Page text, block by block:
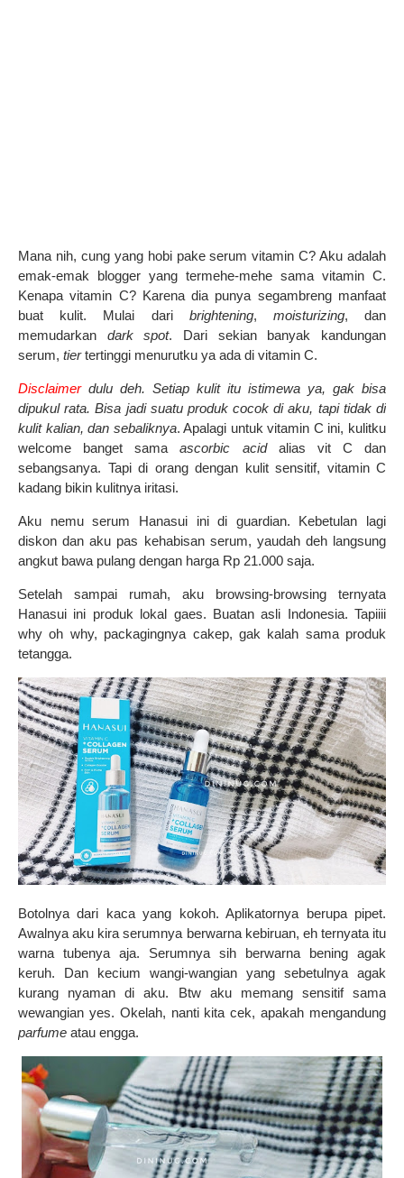
Mana nih, cung yang hobi pake serum vitamin C? Aku adalah
emak-emak blogger yang termehe-mehe sama vitamin C.
Kenapa vitamin C? Karena dia punya segambreng manfaat
buat kulit. Mulai dari brightening, moisturizing, dan
memudarkan dark spot. Dari sekian banyak kandungan
serum, tiertertinggi menurutku ya ada di vitamin C.
Disclaimerdulu deh. Setiap kulit itu istimewa ya, gak bisa
dipukul rata. Bisa jadi suatu produk cocok di aku, tapi tidak di
kulit kalian, dan sebaliknya. Apalagi untuk vitamin C ini, kulitku
welcome banget samaascorbic acidalias vit C dan
sebangsanya. Tapi di orang dengan kulit sensitif, vitamin C
kadang bikin kulitnya iritasi.
Aku nemu serum Hanasui ini di guardian. Kebetulan lagi
diskon dan aku pas kehabisan serum, yaudah deh langsung
angkut bawa pulang dengan harga Rp 21.000 saja.
Setelah sampai rumah, aku browsing-browsing ternyata
Hanasui ini produk lokal gaes. Buatan asli Indonesia. Tapiiii
why oh why, packagingnya cakep, gak kalah sama produk
tetangga.
Botolnya dari kaca yang kokoh. Aplikatornya berupa pipet.
Awalnya aku kira serumnya berwarna kebiruan, eh ternyata itu
warna tubenya aja. Serumnya sih berwarna bening agak
keruh. Dan kecium wangi-wangian yang sebetulnya agak
kurang nyaman di aku. Btw aku memang sensitif sama
wewangian yes. Okelah, nanti kita cek, apakah mengandung
parfume atau engga.